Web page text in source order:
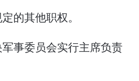
的其他职权。
事委员会实行主席负责